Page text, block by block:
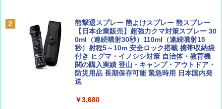
誌] (ＤＩＳＮＥＹ ＦＡＮ)
￥713
山と溪谷 2026年8月号「南アルプス大全」
球の歩き方A ヨーロッパ
￥2,479
D40 地球の歩き方 チェンマイ タイ北部の魅
力的な町 2026～2027 地球の歩き方D アジア
￥2,079
PYKES PEAK (パイクスピーク) 着替えテン
ト プライバシー テント 【中が透けない】 1
人用 折りたたみ 防災グッズ 災害用トイレ ビ
ーチ ピクニック ポップアップテント 携帯 簡
易 トイレテント (グレー)
￥4,980
熊撃退スプレー 熊よけスプレー 熊スプレー
【日本企業販売】超強力クマ対策スプレー 30
0ml（連続噴射30秒）110ml（連続噴射15
秒）射程5～10m 安全ロック搭載 携帯収納袋
付き ヒグマ・イノシシ対策 自治体・教育機
関の購入実績 登山・キャンプ・アウトドア・
防災用品 長期保存可能 緊急時用 日本国内発
送
￥3,680